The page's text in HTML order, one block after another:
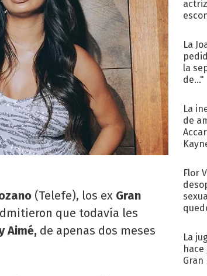
(Telefe), los ex Gran
que todavía les
Aimé, de apenas dos meses
La
la
de..."
La
de
Flor
La
Gran